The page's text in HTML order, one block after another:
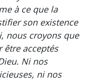
à ce que la
son existence
nous croyons que
être acceptés
Ni nos
ni nos